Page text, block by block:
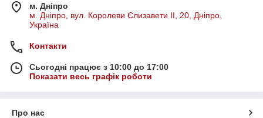
м. Дніпро
м. Дніпро, вул. Королеви Єлизавети ІІ, 20, Дніпро,
Україна
Контакти
Сьогодні працює з 10:00 до 17:00
Показати весь графік роботи
Про нас